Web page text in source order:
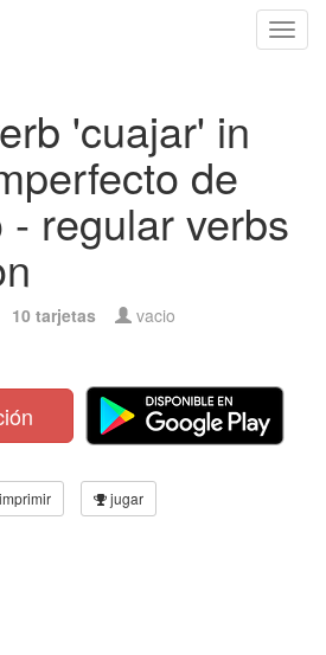
'cuajar' in
de
regular verbs
10 tarjetas vacio
jugar